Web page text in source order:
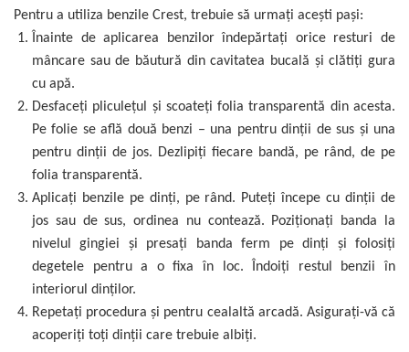
Pentru a utiliza benzile Crest, trebuie să urmați acești pași:
Înainte de aplicarea benzilor îndepărtați orice resturi de
mâncare sau de băutură din cavitatea bucală și clătiți gura
cu apă.
Desfaceți pliculețul și scoateți folia transparentă din acesta.
Pe folie se află două benzi – una pentru dinții de sus și una
pentru dinții de jos. Dezlipiți fiecare bandă, pe rând, de pe
folia transparentă.
Aplicați benzile pe dinți, pe rând. Puteți începe cu dinții de
jos sau de sus, ordinea nu contează. Poziționați banda la
nivelul gingiei și presați banda ferm pe dinți și folosiți
degetele pentru a o fixa în loc. Îndoiți restul benzii în
interiorul dinților.
Repetați procedura și pentru cealaltă arcadă. Asigurați-vă că
acoperiți toți dinții care trebuie albiți.